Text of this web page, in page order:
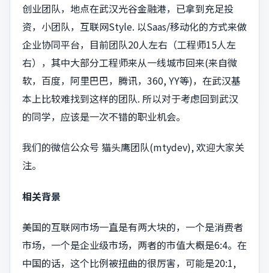
创业团队，地点在武汉光谷金融港，已拿到充足投
资，小团队，互联网Style. 以Saas/移动化的方式来做
企业协同平台，目前团队20人左右（工程师15人左
右），其中大部分工程师来从一线城市回来(来自微
软，百度，阿里巴巴，腾讯，360, YY等)，在武汉基
本上比较难找到这样的团队. 所以对于考虑回到武汉
的同学，应该是一次不错的职业机会。
我们的微信公众号 猫头鹰团队(mtydev), 欢迎大家关
注。
相关背景
美国的互联网市场一直是有两大块的，一个是消费者
市场，一个是企业级市场，两者的市值大概是6:4。在
中国的话，这个比例被扭曲的很厉害，可能是20:1,